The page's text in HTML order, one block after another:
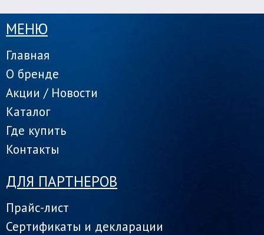
МЕНЮ
Главная
О бренде
Акции / Новости
Каталог
Где купить
Контакты
ДЛЯ ПАРТНЕРОВ
Прайс-лист
Сертификаты и декларации